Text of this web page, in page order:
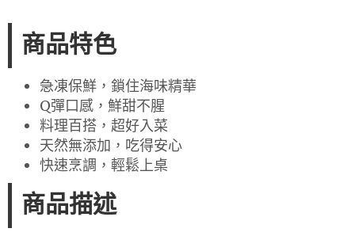
商品特色
急凍保鮮，鎖住海味精華
Q彈口感，鮮甜不腥
料理百搭，超好入菜
天然無添加，吃得安心
快速烹調，輕鬆上桌
商品描述